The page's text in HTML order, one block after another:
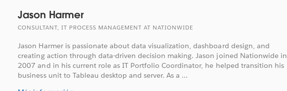
Jason Harmer
CONSULTANT, IT PROCESS MANAGEMENT AT NATIONWIDE
Jason Harmer is passionate about data visualization, dashboard design, and
creating action through data-driven decision making. Jason joined Nationwide in
2007 and in his current role as IT Portfolio Coordinator, he helped transition his
business unit to Tableau desktop and server. As a ...